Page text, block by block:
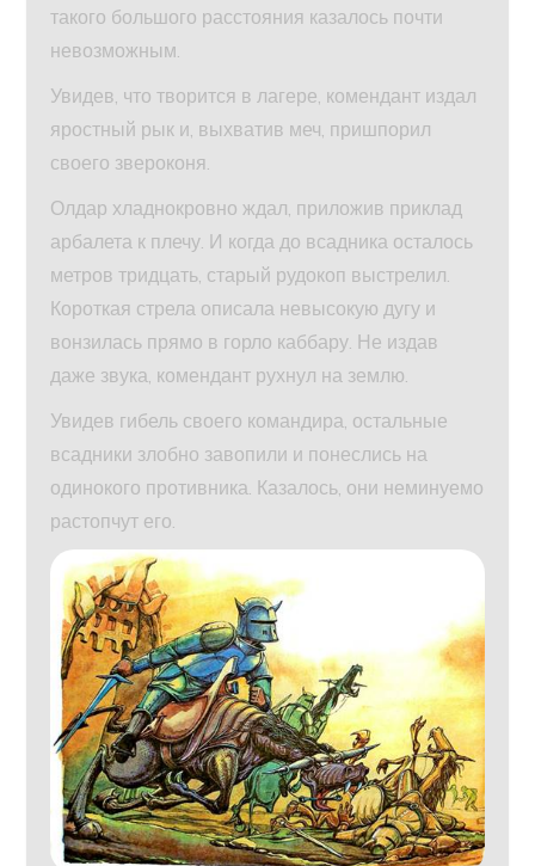
такого большого расстояния казалось почти
невозможным.
Увидев, что творится в лагере, комендант издал
яростный рык и, выхватив меч, пришпорил
своего звероконя.
Олдар хладнокровно ждал, приложив приклад
арбалета к плечу. И когда до всадника осталось
метров тридцать, старый рудокоп выстрелил.
Короткая стрела описала невысокую дугу и
вонзилась прямо в горло каббару. Не издав
даже звука, комендант рухнул на землю.
Увидев гибель своего командира, остальные
всадники злобно завопили и понеслись на
одинокого противника. Казалось, они неминуемо
растопчут его.